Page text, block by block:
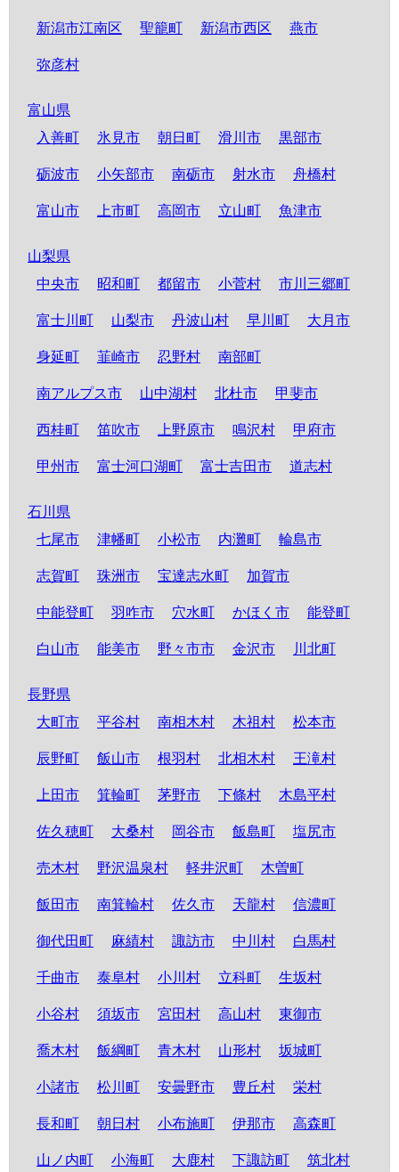
新潟市江南区 聖籠町 新潟市西区 燕市
弥彦村
富山県
入善町
氷見市 朝日町 滑川市 黒部市
砺波市 小矢部市 南砺市 射水市 舟橋村
富山市 上市町 高岡市 立山町 魚津市
山梨県
中央市
昭和町 都留市 小菅村 市川三郷町
富士川町 山梨市 丹波山村 早川町 大月市
身延町 韮崎市 忍野村 南部町
南アルプス市 山中湖村 北杜市 甲斐市
西桂町 笛吹市 上野原市 鳴沢村 甲府市
甲州市 富士河口湖町 富士吉田市 道志村
石川県
七尾市
津幡町 小松市 内灘町 輪島市
志賀町 珠洲市 宝達志水町 加賀市
中能登町 羽咋市 穴水町 かほく市 能登町
白山市 能美市 野々市市 金沢市 川北町
長野県
大町市
平谷村 南相木村 木祖村 松本市
辰野町 飯山市 根羽村 北相木村 王滝村
上田市 箕輪町 茅野市 下條村 木島平村
佐久穂町 大桑村 岡谷市 飯島町 塩尻市
売木村 野沢温泉村 軽井沢町 木曽町
飯田市 南箕輪村 佐久市 天龍村 信濃町
御代田町 麻績村 諏訪市 中川村 白馬村
千曲市 泰阜村 小川村 立科町 生坂村
小谷村 須坂市 宮田村 高山村 東御市
喬木村 飯綱町 青木村 山形村 坂城町
小諸市 松川町 安曇野市 豊丘村 栄村
長和町 朝日村 小布施町 伊那市 高森町
山ノ内町 小海町 大鹿村 下諏訪町 筑北村